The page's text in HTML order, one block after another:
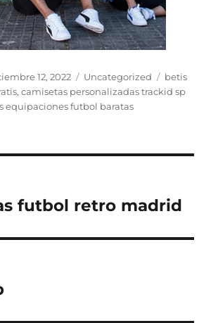
12, 2022 Categorías
Uncategorized Etiquetas
betis
,camisetas personalizadas trackid sp
equipaciones futbol baratas
futbol retro madrid